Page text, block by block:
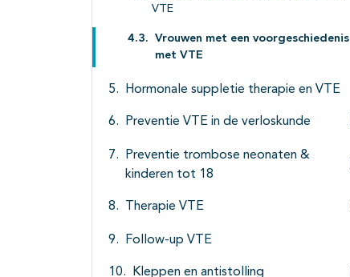
VTE
Vrouwen met een voorgeschiedenis
met VTE
Hormonale suppletie therapie en VTE
Preventie VTE in de verloskunde
Preventie trombose neonaten &
kinderen tot 18
Therapie VTE
Follow-up VTE
Kleppen en antistolling